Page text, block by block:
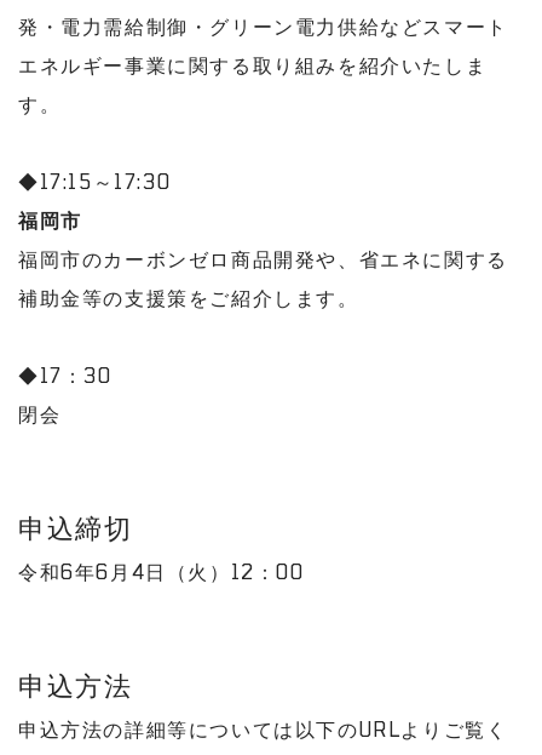
発・電力需給制御・グリーン電力供給などスマート
エネルギー事業に関する取り組みを紹介いたしま
す。
◆17:15～17:30
福岡市
福岡市のカーボンゼロ商品開発や、省エネに関する
補助金等の支援策をご紹介します。
◆17：30
閉会
申込締切
令和6年6月4日（火）12：00
申込方法
申込方法の詳細等については以下のURLよりご覧く